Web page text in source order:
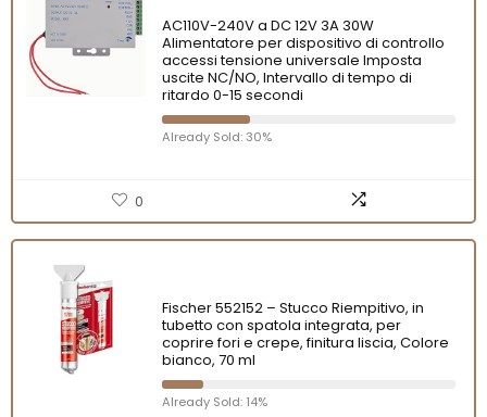
AC110V-240V a DC 12V 3A 30W
Alimentatore per dispositivo di controllo
accessi tensione universale Imposta
uscite NC/NO, Intervallo di tempo di
ritardo 0-15 secondi
Already Sold: 30%
0
Fischer 552152 – Stucco Riempitivo, in
tubetto con spatola integrata, per
coprire fori e crepe, finitura liscia, Colore
bianco, 70 ml
Already Sold: 14%